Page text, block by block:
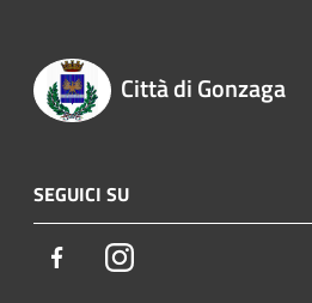
Città di Gonzaga
SEGUICI SU
FacebookInstagram